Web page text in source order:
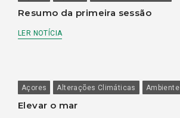
Resumo da primeira sessão
LER NOTÍCIA
Açores Alterações Climáticas Ambiente
Elevar o mar